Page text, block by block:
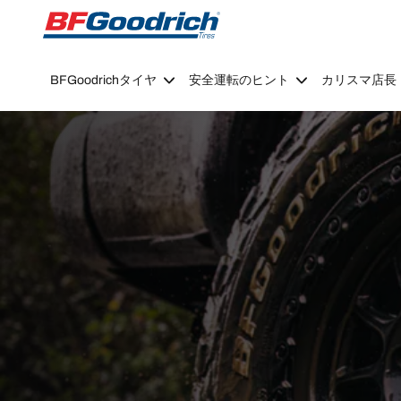
Go to page content Go to page navigation
BFGoodrichタイヤ 安全運転のヒント カリスマ店長